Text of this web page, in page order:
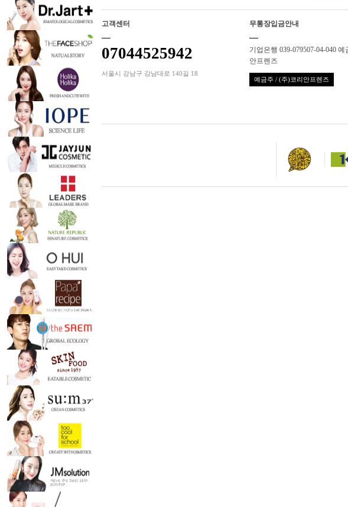
고객센터
07044525942
서울시 강남구 강남대로 140길 18
무통장입금안내
기업은행 039-079507-04-040
안프렌즈
예금주 / (주)코리안프렌즈